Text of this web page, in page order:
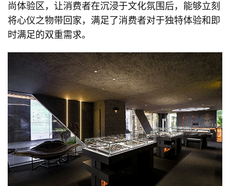
尚体验区，让消费者在沉浸于文化氛围后，能够立刻
将心仪之物带回家，满足了消费者对于独特体验和即
时满足的双重需求。